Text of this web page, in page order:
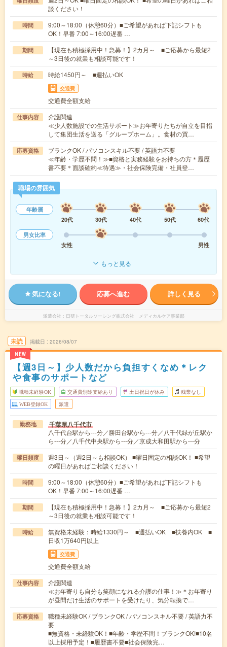
談ください！
時間
9:00～18:00（休憩60分）■ご希望があれば下記シフトも
OK！早番 7:00～16:00遅番 …
期間
【現在も積極採用中！急募！】2カ月～ ■ご応募から最短2
～3日後の就業も相談可能です！
時給 時給1450円～ ■週払いOK
交通費
交通費全額支給
仕事内容
介護関連
≪少人数施設での生活サポート≫お年寄りたちが自立を目指
して集団生活を送る「グループホーム」。食材の買…
応募資格
ブランクOK / パソコンスキル不要 / 英語力不要
≪年齢・学歴不問！≫■資格と実務経験をお持ちの方＊履歴
書不要＊面談確約≪待遇≫・社会保険完備・社員登…
職場の雰囲気
年齢層
20代
30代 40代 50代
60代
男女比率
女性
男性
もっと見る
気になる! 応募へ進む 詳しく見る
派遣会社 日研トータルソーシング株式会社 メディカルケア事業部
未読
NEW
掲載日 2026/08/07
【週3日～】少人数だから負担すくなめ＊レク
や食事のサポートなど
職種未経験OK 交通費別途支給あり 土日祝日が休み 残業なし
WEB登録OK 派遣
勤務地 千葉県八千代市
八千代台駅から---分／勝田台駅から---分／八千代緑が丘駅か
ら---分／八千代中央駅から---分／京成大和田駅から---分
曜日頻度
週3日～（週2日～も相談OK） ■曜日固定の相談OK！ ■希望
の曜日があればご相談ください！
時間
9:00～18:00（休憩60分）■ご希望があれば下記シフトも
OK！早番 7:00～16:00遅番 …
期間
【現在も積極採用中！急募！】2カ月～ ■ご応募から最短2
～3日後の就業も相談可能です！
時給
無資格未経験：時給1330円～ ■週払いOK ■扶養内OK ■
日収1万640円以上
交通費
交通費全額支給
仕事内容
介護関連
≪お年寄りも自分も笑顔になれる介護の仕事！≫＊お年寄り
が昼間だけ生活のサポートを受けたり、気分転換で…
応募資格
職種未経験OK / ブランクOK / パソコンスキル不要 / 英語力不
要
■無資格・未経験OK！■年齢・学歴不問！ブランクOK!■10名
以上採用予定！■履歴書不要■社会保険完…